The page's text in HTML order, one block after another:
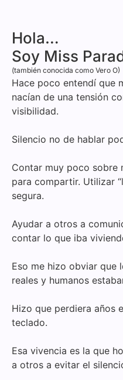
Hola…
Soy Miss
(también conocida como Vero O)
Hace poco entendí que
nacían de una tensión
visibilidad.
Silencio no de hablar
Contar muy poco sobre
para compartir. Utilizar
segura.
Ayudar a otros a
contar lo que iba
Eso me hizo obviar que
reales y humanos
Hizo que perdiera años
teclado.
Esa vivencia es la que
a otros a evitar el